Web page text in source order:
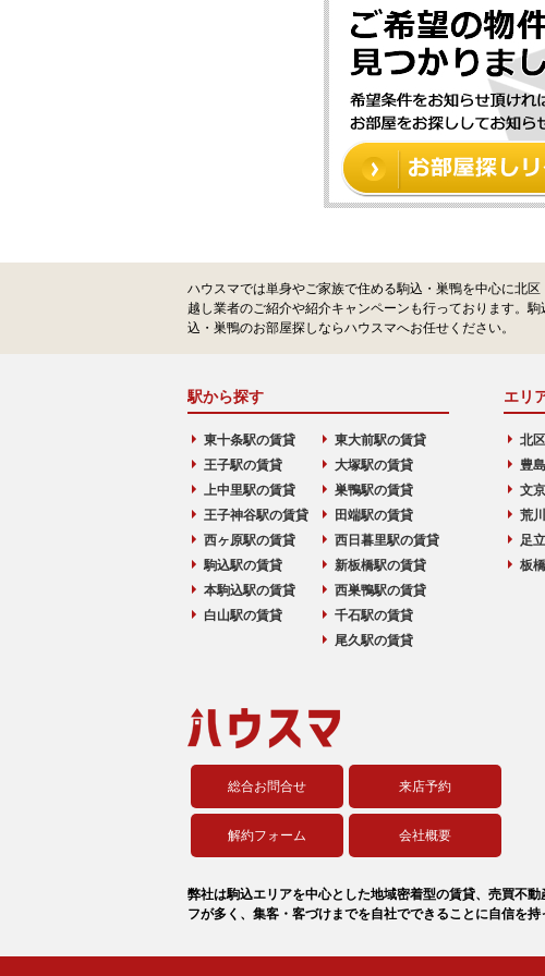
ハウスマでは単身やご家族で住める駒込・巣鴨を中心に北
越し業者のご紹介や紹介キャンペーンも行っております。
込・巣鴨のお部屋探しならハウスマへお任せください。
駅から探す
東十条駅の賃貸
王子駅の賃貸
上中里駅の賃貸
王子神谷駅の賃貸
西ヶ原駅の賃貸
駒込駅の賃貸
本駒込駅の賃貸
白山駅の賃貸
東大前駅の賃貸
大塚駅の賃貸
巣鴨駅の賃貸
田端駅の賃貸
西日暮里駅の賃貸
新板橋駅の賃貸
西巣鴨駅の賃貸
千石駅の賃貸
尾久駅の賃貸
エリ
北
豊
文
荒
足
板
総合お問合せ 来店予約
解約フォーム 会社概要
弊社は駒込エリアを中心とした地域密着型の賃貸、売買不
フが多く、集客・客づけまでを自社でできることに自信を